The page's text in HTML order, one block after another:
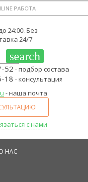
РАБОТА
24:00. Без
24/7
search
52 - подбор состава
18 - консультация
- наша почта
с нами
НАС